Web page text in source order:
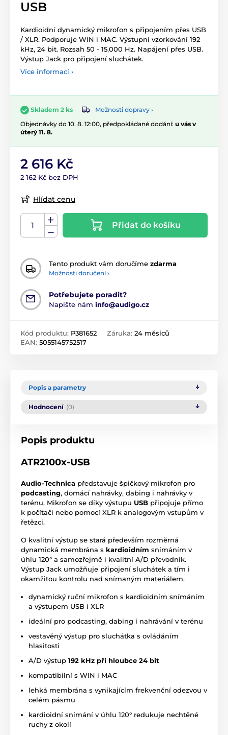
USB
Kardioidní dynamický mikrofon s připojením přes USB
/ XLR. Podporuje WIN i MAC. Výstupní vzorkování 192
kHz, 24 bit. Rozsah 50 - 15.000 Hz. Napájení přes USB.
Výstup Jack pro připojení sluchátek.
Více informací ›
Skladem 2 ks
Možnosti dopravy ›
Objednávky do 10. 8. 12:00, předpokládané dodání: u vás v
úterý 11. 8.
2 616 Kč
2 162 Kč bez DPH
Hlídat cenu
Přidat do košíku
Tento produkt vám doručíme zdarma
Možnosti doručení ›
Potřebujete poradit?
Napište nám info@audigo.cz
Kód produktu: P381652
EAN: 5055145752517
Záruka: 24 měsíců
Popis a parametry
Hodnocení (0)
Popis produktu
ATR2100x-USB
Audio-Technica představuje špičkový mikrofon pro
podcasting, domácí nahrávky, dabing i nahrávky v
terénu. Mikrofon se díky výstupu USB připojuje přímo
k počítači nebo pomocí XLR k analogovým vstupům v
řetězci.
O kvalitní výstup se stará především rozměrná
dynamická membrána s kardioidním snímáním v
úhlu 120° a samozřejmě i kvalitní A/D převodník.
Výstup Jack umožňuje připojení sluchátek a tím i
okamžitou kontrolu nad snímaným materiálem.
dynamický ruční mikrofon s kardioidním snímáním
a výstupem USB i XLR
ideální pro podcasting, dabing i nahrávání v terénu
vestavěný výstup pro sluchátka s ovládáním
hlasitosti
A/D výstup 192 kHz při hloubce 24 bit
kompatibilní s WIN i MAC
lehká membrána s vynikajícím frekvenční odezvou v
celém pásmu
kardioidní snímání v úhlu 120° redukuje nechtěné
ruchy z okolí